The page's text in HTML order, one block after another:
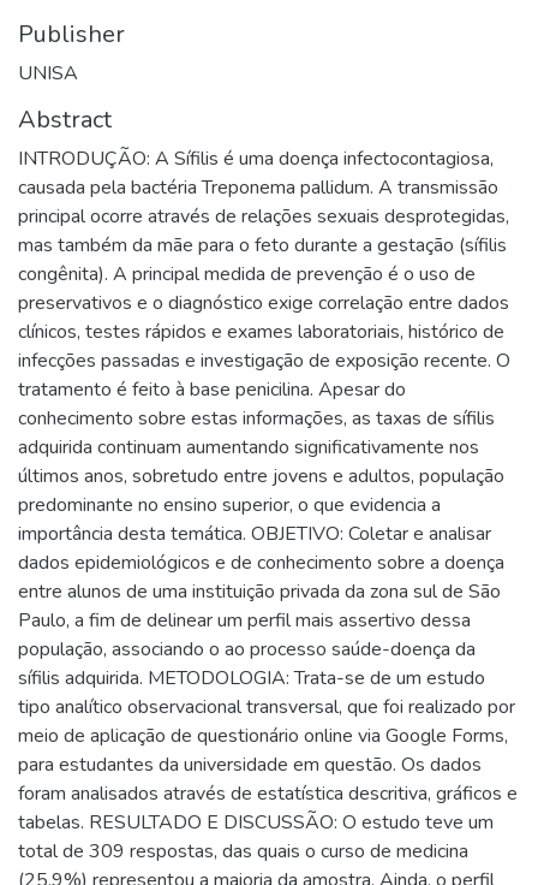
Publisher
UNISA
Abstract
INTRODUÇÃO: A Sífilis é uma doença infectocontagiosa,
causada pela bactéria Treponema pallidum. A transmissão
principal ocorre através de relações sexuais desprotegidas,
mas também da mãe para o feto durante a gestação (sífilis
congênita). A principal medida de prevenção é o uso de
preservativos e o diagnóstico exige correlação entre dados
clínicos, testes rápidos e exames laboratoriais, histórico de
infecções passadas e investigação de exposição recente. O
tratamento é feito à base penicilina. Apesar do
conhecimento sobre estas informações, as taxas de sífilis
adquirida continuam aumentando significativamente nos
últimos anos, sobretudo entre jovens e adultos, população
predominante no ensino superior, o que evidencia a
importância desta temática. OBJETIVO: Coletar e analisar
dados epidemiológicos e de conhecimento sobre a doença
entre alunos de uma instituição privada da zona sul de São
Paulo, a fim de delinear um perfil mais assertivo dessa
população, associando o ao processo saúde-doença da
sífilis adquirida. METODOLOGIA: Trata-se de um estudo
tipo analítico observacional transversal, que foi realizado por
meio de aplicação de questionário online via Google Forms,
para estudantes da universidade em questão. Os dados
foram analisados através de estatística descritiva, gráficos e
tabelas. RESULTADO E DISCUSSÃO: O estudo teve um
total de 309 respostas, das quais o curso de medicina